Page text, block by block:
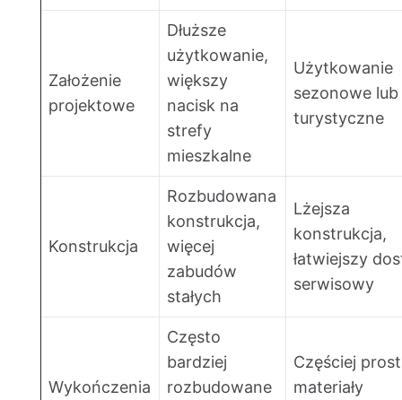
Założenie
projektowe
Dłuższe
użytkowanie,
większy
nacisk na
strefy
mieszkalne
Użytkowanie
sezonowe lub
turystyczne
Konstrukcja
Rozbudowana
konstrukcja,
więcej
zabudów
stałych
Lżejsza
konstrukcja,
łatwiejszy
serwisowy
Wykończenia
Często
bardziej
rozbudowane
Częściej
materiały